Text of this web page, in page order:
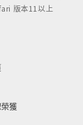
版本11以上
獲